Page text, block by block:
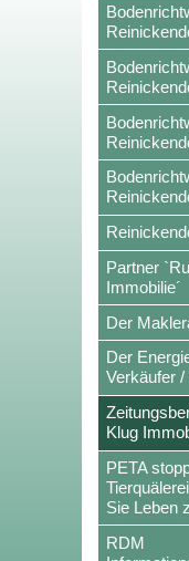
Partner
Immobilie´
Der
Der
Verkäufer /
Klug
PETA
Sie Leben
RDM